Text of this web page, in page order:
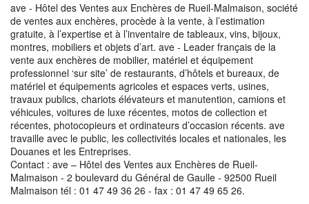
ave - Hôtel des Ventes aux Enchères de Rueil-Malmaison, société
de ventes aux enchères, procède à la vente, à l’estimation
gratuite, à l’expertise et à l’inventaire de tableaux, vins, bijoux,
montres, mobiliers et objets d’art. ave - Leader français de la
vente aux enchères de mobilier, matériel et équipement
professionnel ‘sur site’ de restaurants, d’hôtels et bureaux, de
matériel et équipements agricoles et espaces verts, usines,
travaux publics, chariots élévateurs et manutention, camions et
véhicules, voitures de luxe récentes, motos de collection et
récentes, photocopieurs et ordinateurs d’occasion récents. ave
travaille avec le public, les collectivités locales et nationales, les
Douanes et les Entreprises.
Contact : ave – Hôtel des Ventes aux Enchères de Rueil-
Malmaison - 2 boulevard du Général de Gaulle - 92500 Rueil
Malmaison tél : 01 47 49 36 26 - fax : 01 47 49 65 26.